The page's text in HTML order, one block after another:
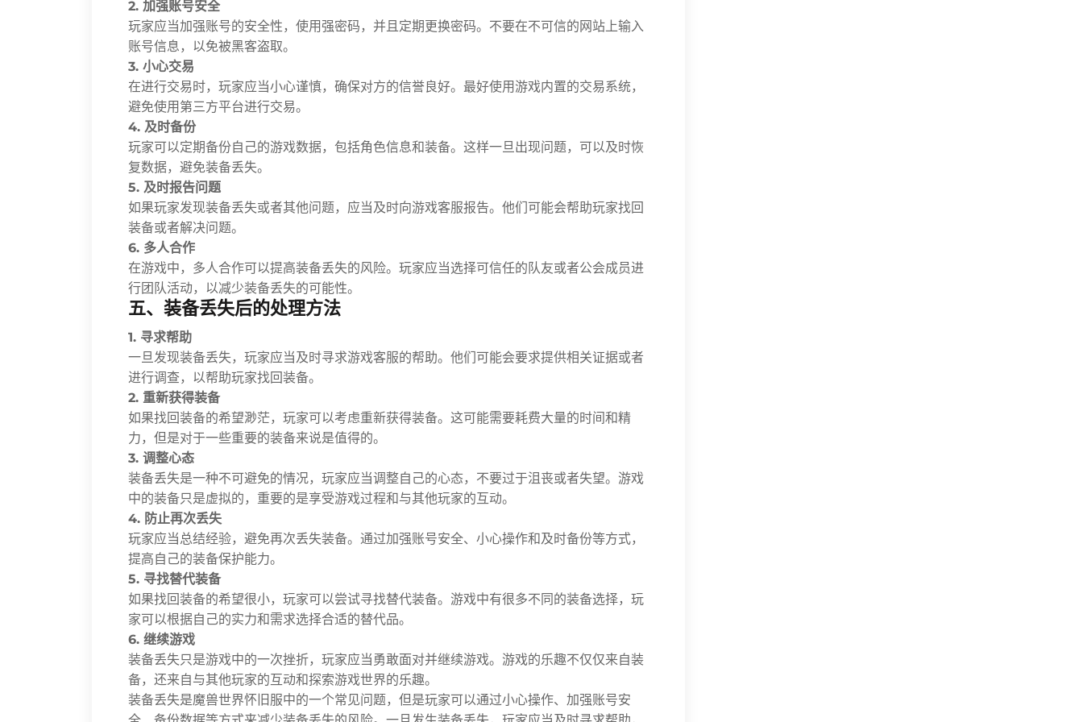
2. 加强账号安全
玩家应当加强账号的安全性，使用强密码，并且定期更换密码。不要在不可信的网站上输入
账号信息，以免被黑客盗取。
3. 小心交易
在进行交易时，玩家应当小心谨慎，确保对方的信誉良好。最好使用游戏内置的交易系统，
避免使用第三方平台进行交易。
4. 及时备份
玩家可以定期备份自己的游戏数据，包括角色信息和装备。这样一旦出现问题，可以及时恢
复数据，避免装备丢失。
5. 及时报告问题
如果玩家发现装备丢失或者其他问题，应当及时向游戏客服报告。他们可能会帮助玩家找回
装备或者解决问题。
6. 多人合作
在游戏中，多人合作可以提高装备丢失的风险。玩家应当选择可信任的队友或者公会成员进
行团队活动，以减少装备丢失的可能性。
五、装备丢失后的处理方法
1. 寻求帮助
一旦发现装备丢失，玩家应当及时寻求游戏客服的帮助。他们可能会要求提供相关证据或者
进行调查，以帮助玩家找回装备。
2. 重新获得装备
如果找回装备的希望渺茫，玩家可以考虑重新获得装备。这可能需要耗费大量的时间和精
力，但是对于一些重要的装备来说是值得的。
3. 调整心态
装备丢失是一种不可避免的情况，玩家应当调整自己的心态，不要过于沮丧或者失望。游戏
中的装备只是虚拟的，重要的是享受游戏过程和与其他玩家的互动。
4. 防止再次丢失
玩家应当总结经验，避免再次丢失装备。通过加强账号安全、小心操作和及时备份等方式，
提高自己的装备保护能力。
5. 寻找替代装备
如果找回装备的希望很小，玩家可以尝试寻找替代装备。游戏中有很多不同的装备选择，玩
家可以根据自己的实力和需求选择合适的替代品。
6. 继续游戏
装备丢失只是游戏中的一次挫折，玩家应当勇敢面对并继续游戏。游戏的乐趣不仅仅来自装
备，还来自与其他玩家的互动和探索游戏世界的乐趣。
装备丢失是魔兽世界怀旧服中的一个常见问题，但是玩家可以通过小心操作、加强账号安